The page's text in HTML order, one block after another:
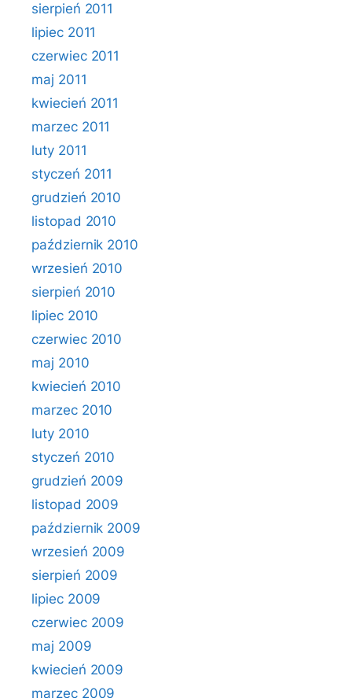
sierpień 2011
lipiec 2011
czerwiec 2011
maj 2011
kwiecień 2011
marzec 2011
luty 2011
styczeń 2011
grudzień 2010
listopad 2010
październik 2010
wrzesień 2010
sierpień 2010
lipiec 2010
czerwiec 2010
maj 2010
kwiecień 2010
marzec 2010
luty 2010
styczeń 2010
grudzień 2009
listopad 2009
październik 2009
wrzesień 2009
sierpień 2009
lipiec 2009
czerwiec 2009
maj 2009
kwiecień 2009
marzec 2009